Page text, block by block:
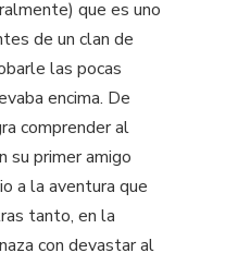
que es uno
de un clan de
las pocas
encima. De
comprender al
su primer amigo
a la aventura que
tanto, en la
con devastar al